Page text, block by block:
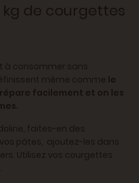
de courgettes
à consommer sans
même comme le
facilement et on les
faites-en des
pâtes, ajoutez-les dans
Utilisez vos courgettes